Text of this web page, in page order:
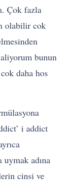
Çok fazla
olabilir cok
bunun
daha hos
i addict
uymak adına
cinsi ve